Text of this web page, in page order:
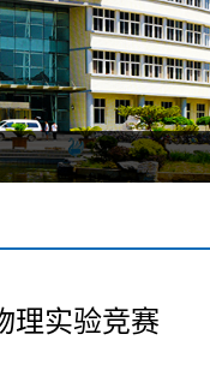
理实验竞赛